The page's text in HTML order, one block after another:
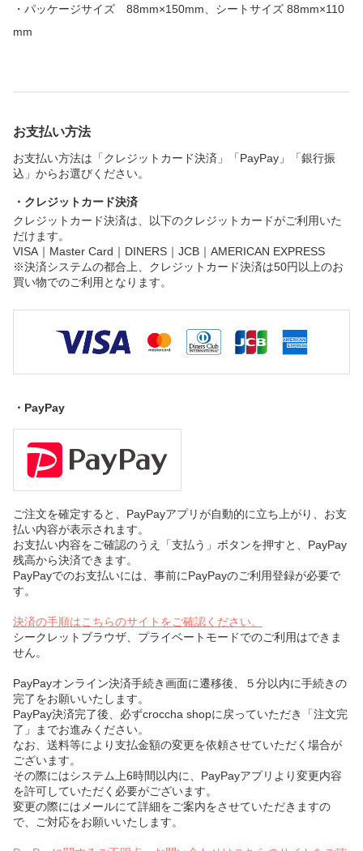
・パッケージサイズ 88mm×150mm、シートサイズ 88mm×110
mm
お支払い方法
お支払い方法は「クレジットカード決済」「PayPay」「銀行振
込」からお選びください。
・クレジットカード決済
クレジットカード決済は、以下のクレジットカードがご利用いた
だけます。
VISA｜Master Card｜DINERS｜JCB｜AMERICAN EXPRESS
※決済システムの都合上、クレジットカード決済は50円以上のお
買い物でのご利用となります。
・PayPay
ご注文を確定すると、PayPayアプリが自動的に立ち上がり、お支
払い内容が表示されます。
お支払い内容をご確認のうえ「支払う」ボタンを押すと、PayPay
残高から決済できます。
PayPayでのお支払いには、事前にPayPayのご利用登録が必要で
す。
決済の手順はこちらのサイトをご確認ください。
シークレットブラウザ、プライベートモードでのご利用はできま
せん。
PayPayオンライン決済手続き画面に遷移後、５分以内に手続きの
完了をお願いいたします。
PayPay決済完了後、必ずcroccha shopに戻っていただき「注文完
了」までお進みください。
なお、送料等により支払金額の変更を依頼させていただく場合が
ございます。
その際にはシステム上6時間以内に、PayPayアプリより変更内容
を許可していただく必要がございます。
変更の際にはメールにて詳細をご案内をさせていただきますの
で、ご対応をお願いいたします。